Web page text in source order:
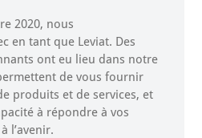
2020, nous
en tant que Leviat. Des
ont eu lieu dans notre
de vous fournir
produits et de services, et
à répondre à vos
l’avenir.